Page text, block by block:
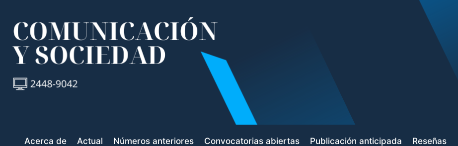
Acerca de Actual Números anteriores Convocatorias abiertas Publicación anticipada Reseñas